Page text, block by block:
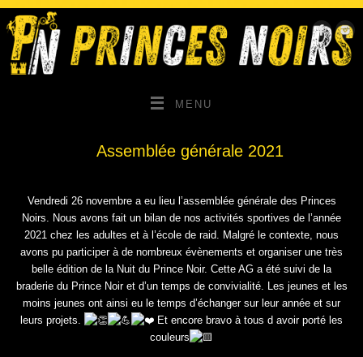
MENU
Assemblée générale 2021
Vendredi 26 novembre a eu lieu l’assemblée générale des Princes
Noirs. Nous avons fait un bilan de nos activités sportives de l’année
2021 chez les adultes et à l’école de raid. Malgré le contexte, nous
avons pu participer à de nombreux évènements et organiser une très
belle édition de la Nuit du Prince Noir. Cette AG a été suivi de la
braderie du Prince Noir et d’un temps de convivialité. Les jeunes et les
moins jeunes ont ainsi eu le temps d’échanger sur leur année et sur
leurs projets.
Et encore bravo à tous d avoir porté les
couleurs